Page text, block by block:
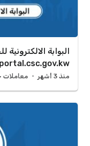
البوابة
portal.csc.gov.kw
منذ 3 أشهر معاملات